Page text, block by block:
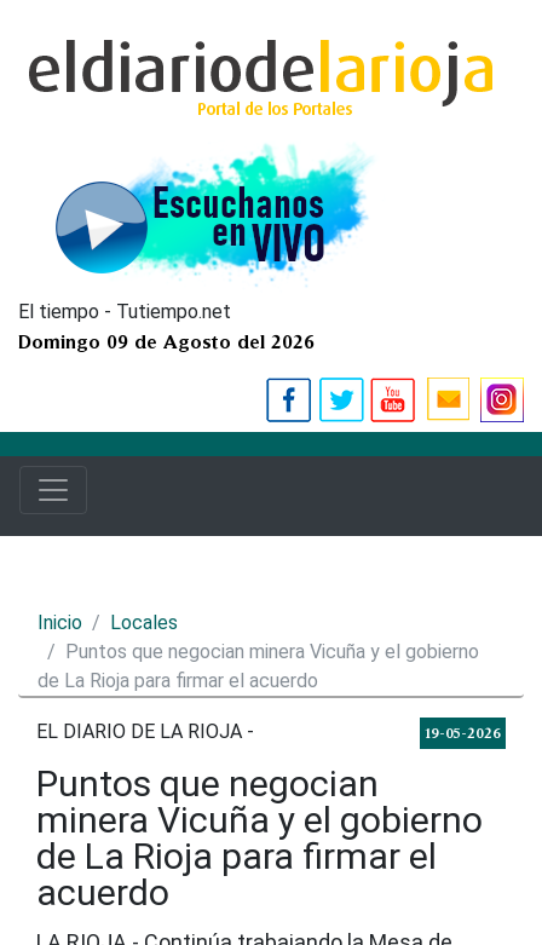
El tiempo - Tutiempo.net
Domingo 09 de Agosto del 2026
Inicio
Locales
Puntos que negocian minera Vicuña y el gobierno
de La Rioja para firmar el acuerdo
19-05-2026
EL DIARIO DE LA RIOJA -
Puntos que negocian
minera Vicuña y el gobierno
de La Rioja para firmar el
acuerdo